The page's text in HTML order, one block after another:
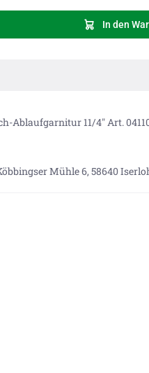
In den
Ablaufgarnitur 11/4" Art.
Mühle 6, 58640